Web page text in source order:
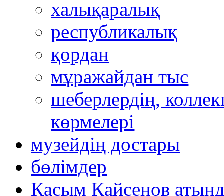
халықаралық
республикалық
қордан
мұражайдан тыс
шеберлердің,
көрмелері
музейдің достары
бөлімдер
Қасым Қайсенов